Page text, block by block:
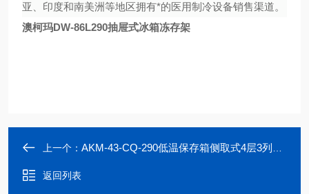
亚、印度和南美洲等地区拥有*的医用制冷设备销售渠道。
澳柯玛DW-86L290抽屉式冰箱冻存架
上一个： AKM-43-CQ-290低温保存箱侧取式4层3列不锈钢冻存架
返回列表